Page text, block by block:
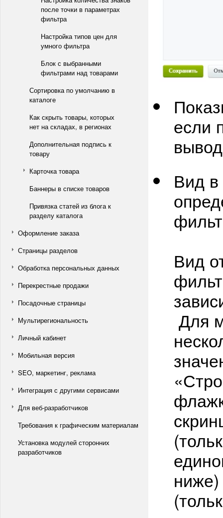
после точки в параметрах
фильтра
Настройка типов цен для
умного фильтра
Блок с выбранными
фильтрами над товарами
Сортировка по умолчанию в
каталоге
Как скрыть товары, которых
нет на складах, в регионах
Дополнительная подпись к
товару
Карточка товара
Баннеры в списке товаров
Привязка статей из блога к
разделу каталога
Оформление заказа
Страницы разделов
Обработка персональных данных
Перекрестные продажи
Посадочные страницы
Мультирегиональность
Личный кабинет
Мобильная версия
SEO, маркетинг, реклама
Интеграция с другими сервисами
Для веб-разработчиков
Требования к графическим материалам
Установка модулей сторонних
разработчиков
если
Вид
Вид
Для